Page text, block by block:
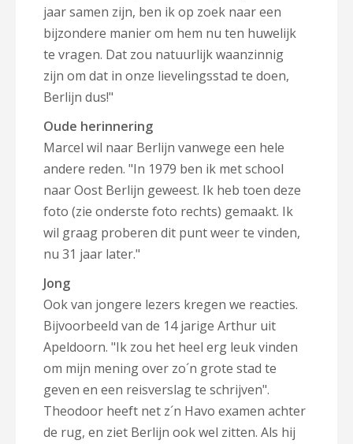
jaar samen zijn, ben ik op zoek naar een
bijzondere manier om hem nu ten huwelijk
te vragen. Dat zou natuurlijk waanzinnig
zijn om dat in onze lievelingsstad te doen,
Berlijn dus!"
Oude herinnering
Marcel wil naar Berlijn vanwege een hele
andere reden. "In 1979 ben ik met school
naar Oost Berlijn geweest. Ik heb toen deze
foto (zie onderste foto rechts) gemaakt. Ik
wil graag proberen dit punt weer te vinden,
nu 31 jaar later."
Jong
Ook van jongere lezers kregen we reacties.
Bijvoorbeeld van de 14 jarige Arthur uit
Apeldoorn. "Ik zou het heel erg leuk vinden
om mijn mening over zo´n grote stad te
geven en een reisverslag te schrijven".
Theodoor heeft net z´n Havo examen achter
de rug, en ziet Berlijn ook wel zitten. Als hij